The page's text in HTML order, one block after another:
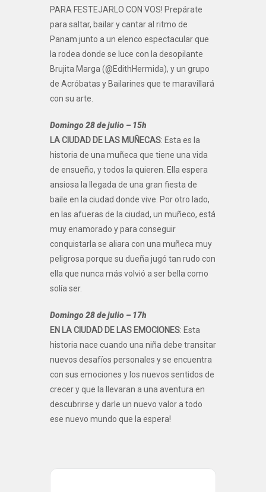
PARA FESTEJARLO CON VOS! Prepárate
para saltar, bailar y cantar al ritmo de
Panam junto a un elenco espectacular que
la rodea donde se luce con la desopilante
Brujita Marga (@EdithHermida), y un grupo
de Acróbatas y Bailarines que te maravillará
con su arte.
Domingo 28 de julio – 15h
LA CIUDAD DE LAS MUÑECAS: Esta es la
historia de una muñeca que tiene una vida
de ensueño, y todos la quieren. Ella espera
ansiosa la llegada de una gran fiesta de
baile en la ciudad donde vive. Por otro lado,
en las afueras de la ciudad, un muñeco, está
muy enamorado y para conseguir
conquistarla se aliara con una muñeca muy
peligrosa porque su dueña jugó tan rudo con
ella que nunca más volvió a ser bella como
solía ser.
Domingo 28 de julio – 17h
EN LA CIUDAD DE LAS EMOCIONES: Esta
historia nace cuando una niña debe transitar
nuevos desafíos personales y se encuentra
con sus emociones y los nuevos sentidos de
crecer y que la llevaran a una aventura en
descubrirse y darle un nuevo valor a todo
ese nuevo mundo que la espera!